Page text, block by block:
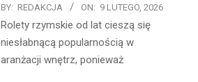
BY: REDAKCJA ON: 9 LUTEGO, 2026
Rolety rzymskie od lat cieszą się
niesłabnącą popularnością w
aranżacji wnętrz, ponieważ